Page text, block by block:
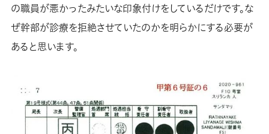
の職員が悪かったみたいな印象付けをしているだけです。な
ぜ幹部が診療を拒絶させていたのかを明らかにする必要が
あると思います。